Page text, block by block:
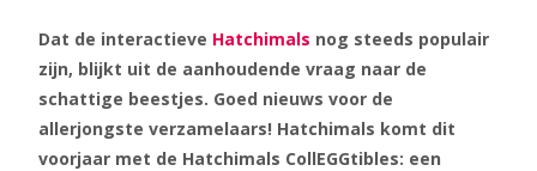
Dat de interactieve Hatchimals nog steeds populair
zijn, blijkt uit de aanhoudende vraag naar de
schattige beestjes. Goed nieuws voor de
allerjongste verzamelaars! Hatchimals komt dit
voorjaar met de Hatchimals CollEGGtibles: een